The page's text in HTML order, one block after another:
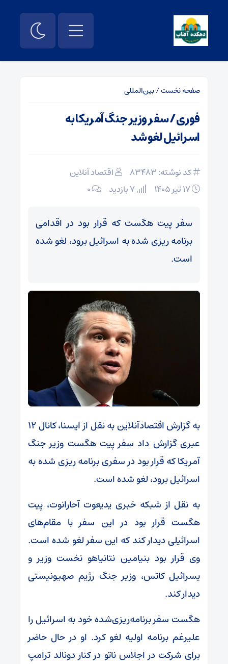
صفحه نخست/بین‌المللی
فوری / سفر وزیر جنگ آمریکا به
اسرائیل لغو شد
کد نوشته: 83483
اقتصاد آنلاین
۰
سفر پیت هگست که قرار بود در اقدامی
برنامه ریزی شده به اسرائیل برود، لغو شده
است.
به گزارش اقتصادآنلاین به نقل از ایسنا، کانال ۱۲
عبری گزارش داد سفر پیت هگست وزیر جنگ
آمریکا که قرار بود در سفری برنامه ریزی شده به
اسرائیل برود، لغو شده است.
به نقل از شبکه خبری یدیعوت آحارانوت، پیت
هگست قرار بود در این سفر با مقام‌های
اسرائیلی دیدار کند که این سفر لغو شده است.
وی قرار بود بنیامین نتانیاهو نخست وزیر و
یسرائیل کاتس،‌ وزیر جنگ رژیم صهیونیستی
دیدار کند.
هگست سفر برنامه‌ریزی‌شده خود به اسرائیل را
علیرغم برنامه اولیه لغو کرد. او در حال حاضر
برای شرکت در اجلاس ناتو در کنار دونالد ترامپ